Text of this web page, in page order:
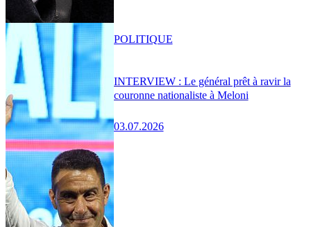
INTERVIEW : Le général prêt à ravir la
couronne nationaliste à Meloni
03.07.2026
POLITIQUE